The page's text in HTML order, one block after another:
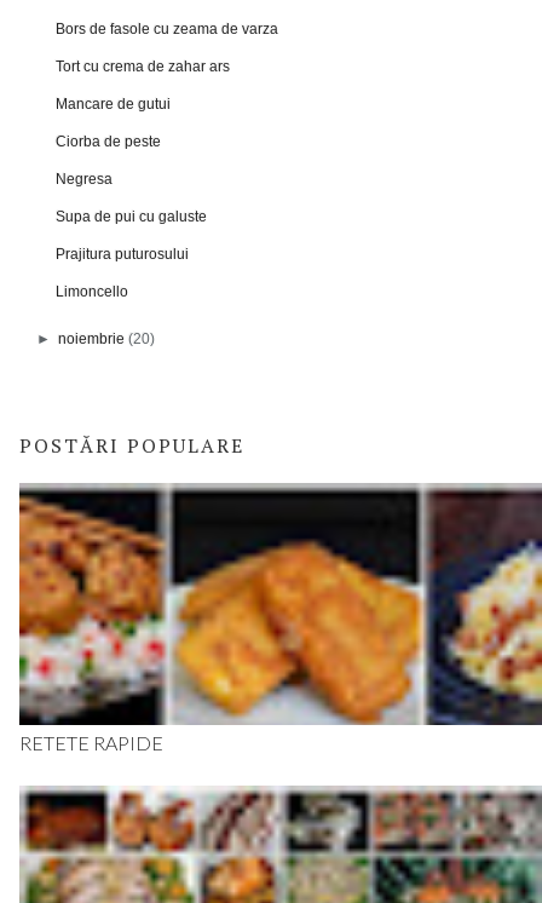
Bors de fasole cu zeama de varza
Tort cu crema de zahar ars
Mancare de gutui
Ciorba de peste
Negresa
Supa de pui cu galuste
Prajitura puturosului
Limoncello
►noiembrie(20)
POSTĂRI POPULARE
RETETE RAPIDE